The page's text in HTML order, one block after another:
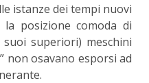
istanze dei tempi nuovi
posizione comoda di
superiori) meschini
non osavano esporsi ad